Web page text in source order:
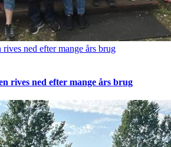
ned efter mange års brug
rives ned efter mange års brug